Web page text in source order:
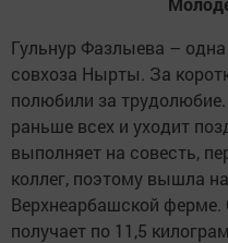
Гульнур Фазлыева –
совхоза Нырты. За
полюбили за
раньше всех и уходит
выполняет на совесть,
коллег, поэтому вышла
Верхнеарбашской ферме.
получает по 11,5